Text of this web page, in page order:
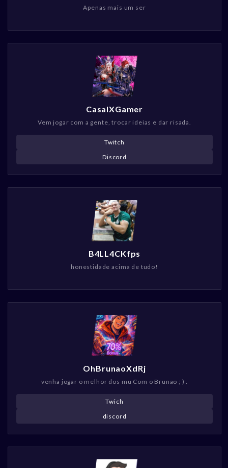
Apenas mais um ser
CasalXGamer
Vem jogar com a gente, trocar ideias e dar risada.
Twitch
Discord
B4LL4CKfps
honestidade acima de tudo!
OhBrunaoXdRj
venha jogar o melhor dos mu Com o Brunao ; ) .
Twich
discord